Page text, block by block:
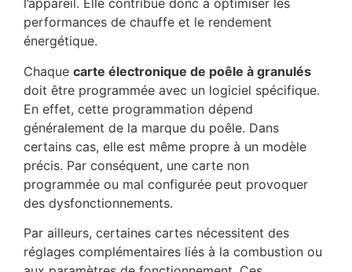
l’appareil. Elle contribue donc à optimiser les
performances de chauffe et le rendement
énergétique.
Chaque carte électronique de poêle à granulés
doit être programmée avec un logiciel spécifique.
En effet, cette programmation dépend
généralement de la marque du poêle. Dans
certains cas, elle est même propre à un modèle
précis. Par conséquent, une carte non
programmée ou mal configurée peut provoquer
des dysfonctionnements.
Par ailleurs, certaines cartes nécessitent des
réglages complémentaires liés à la combustion ou